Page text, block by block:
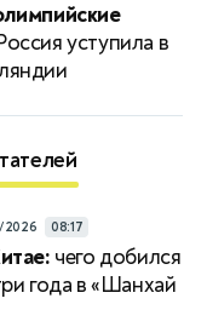
уступила в
2026 08:17
чего добился
года в «Шанхай